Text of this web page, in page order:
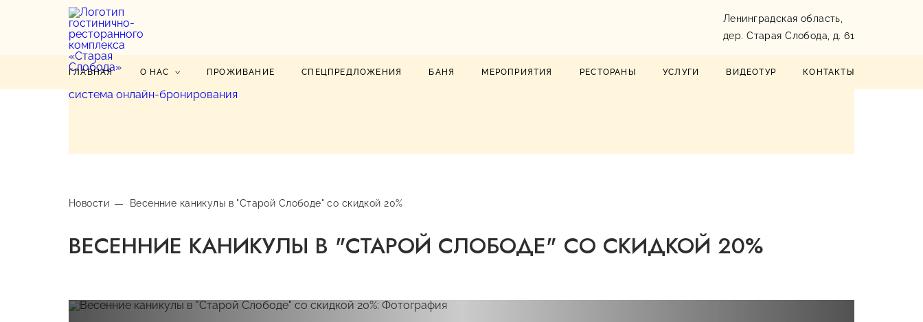
Ленинградская область,
дер. Старая Слобода, д. 61
ГЛАВНАЯ О НАС ПРОЖИВАНИЕ СПЕЦПРЕДЛОЖЕНИЯ БАНЯ МЕРОПРИЯТИЯ РЕСТОРАНЫ УСЛУГИ ВИДЕОТУР КОНТАКТЫ
система онлайн-бронирования
Новости Весенние каникулы в "Старой Слободе" со скидкой 20%
ВЕСЕННИЕ КАНИКУЛЫ В "СТАРОЙ СЛОБОДЕ" СО СКИДКОЙ 20%